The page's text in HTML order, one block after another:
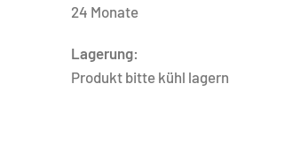
24 Monate
Lagerung:
Produkt bitte kühl lagern